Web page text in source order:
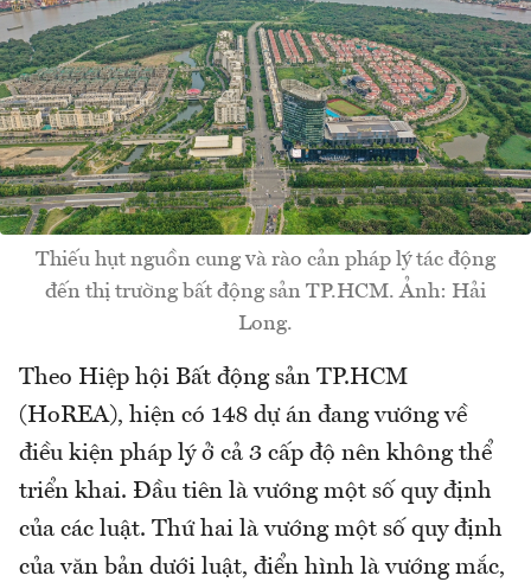
Thiếu hụt nguồn cung và rào cản pháp lý tác động
đến thị trường bất động sản TP.HCM. Ảnh: Hải
Long.
Theo Hiệp hội Bất động sản TP.HCM
(HoREA), hiện có 148 dự án đang vướng về
điều kiện pháp lý ở cả 3 cấp độ nên không thể
triển khai. Đầu tiên là vướng một số quy định
của các luật. Thứ hai là vướng một số quy định
của văn bản dưới luật, điển hình là vướng mắc,